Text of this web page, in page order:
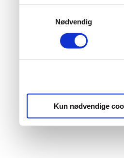
Nødvendig
Kun nødvendige